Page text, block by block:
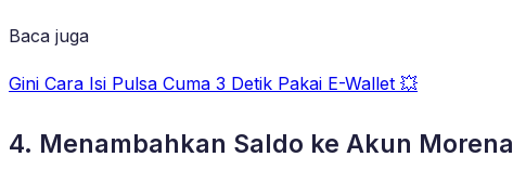
Baca juga
Gini Cara Isi Pulsa Cuma 3 Detik Pakai E-Wallet 💥
4. Menambahkan Saldo ke Akun Morena